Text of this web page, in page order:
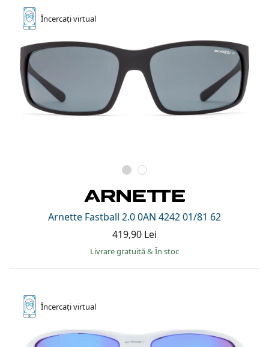
Încercațivirtual
Arnette Fastball 2.0 0AN 4242 01/81 62
419,90 Lei
Livrare gratuită& În stoc
Încercațivirtual